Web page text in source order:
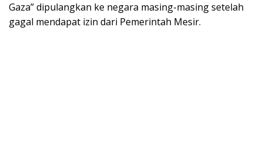
Gaza” dipulangkan ke negara masing-masing setelah
gagal mendapat izin dari Pemerintah Mesir.